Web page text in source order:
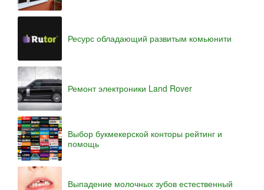
Ресурс обладающий развитым комьюнити
Ремонт электроники Land Rover
Выбор букмекерской конторы рейтинг и
помощь
Выпадение молочных зубов естественный